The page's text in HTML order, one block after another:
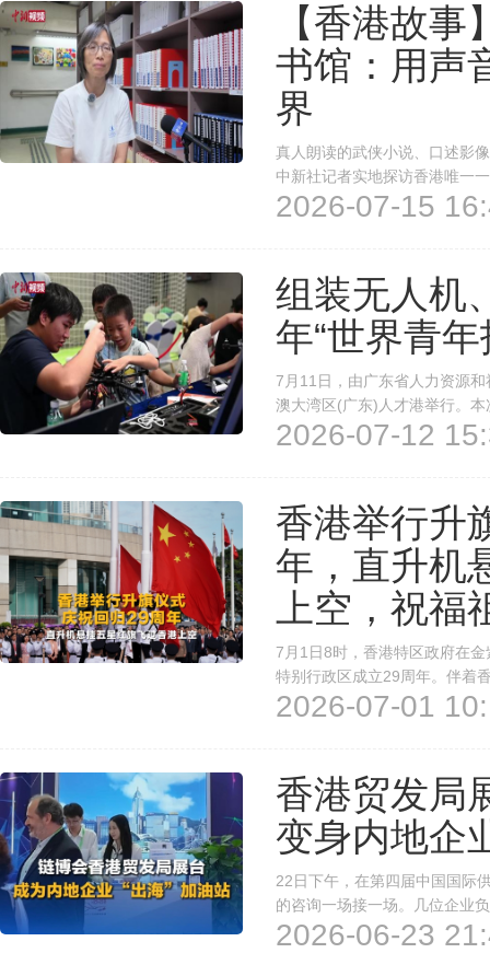
【香港故
书馆：用声
界
真人朗读的武侠小说、口述影
中新社记者实地探访香港唯一
友“看”世界。记者 陈子彦 香港
2026-07-15
组装无人
年“世界青
7月11日，由广东省人力资源
澳大湾区(广东)人才港举行。本
企分享、技能榜样访谈、成果
2026-07-12
香港举行升
年，直升机
上空，祝
7月1日8时，香港特区政府在
特别行政区成立29周年。伴着
队以中式步操入场。在嘹亮的
2026-07-01
香港贸发局
变身内地企
22日下午，在第四届中国国际
的咨询一场接一场。几位企业
是香港贸发局展台首次亮相链
2026-06-23